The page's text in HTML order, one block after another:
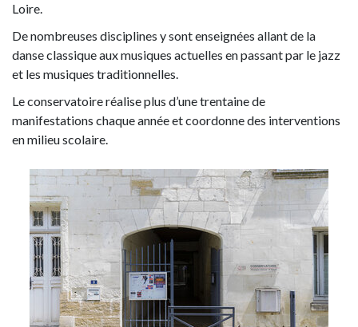
Loire.
De nombreuses disciplines y sont enseignées allant de la
danse classique aux musiques actuelles en passant par le jazz
et les musiques traditionnelles.
Le conservatoire réalise plus d’une trentaine de
manifestations chaque année et coordonne des interventions
en milieu scolaire.